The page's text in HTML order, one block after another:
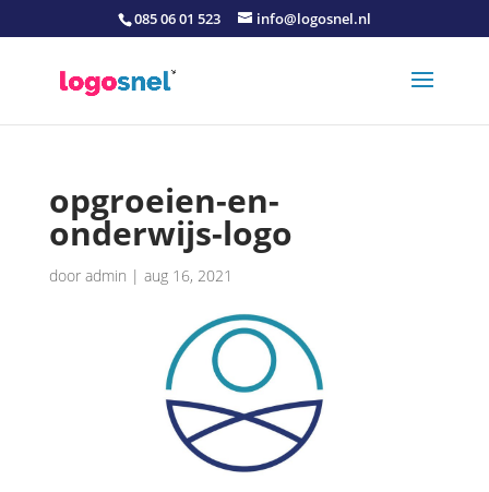
085 06 01 523 info@logosnel.nl
opgroeien-en-
onderwijs-logo
door admin | aug 16, 2021